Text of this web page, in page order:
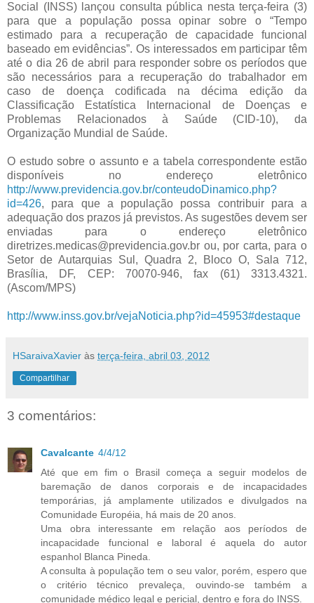
Social (INSS) lançou consulta pública nesta terça-feira (3)
para que a população possa opinar sobre o “Tempo
estimado para a recuperação de capacidade funcional
baseado em evidências”. Os interessados em participar têm
até o dia 26 de abril para responder sobre os períodos que
são necessários para a recuperação do trabalhador em
caso de doença codificada na décima edição da
Classificação Estatística Internacional de Doenças e
Problemas Relacionados à Saúde (CID-10), da
Organização Mundial de Saúde.
O estudo sobre o assunto e a tabela correspondente estão
disponíveis no endereço eletrônico
http://www.previdencia.gov.br/conteudoDinamico.php?
id=426, para que a população possa contribuir para a
adequação dos prazos já previstos. As sugestões devem ser
enviadas para o endereço eletrônico
diretrizes.medicas@previdencia.gov.br ou, por carta, para o
Setor de Autarquias Sul, Quadra 2, Bloco O, Sala 712,
Brasília, DF, CEP: 70070-946, fax (61) 3313.4321.
(Ascom/MPS)
http://www.inss.gov.br/vejaNoticia.php?id=45953#destaque
HSaraivaXavier às terça-feira, abril 03, 2012
Compartilhar
3 comentários:
Cavalcante 4/4/12
Até que em fim o Brasil começa a seguir modelos de
baremação de danos corporais e de incapacidades
temporárias, já amplamente utilizados e divulgados na
Comunidade Européia, há mais de 20 anos.
Uma obra interessante em relação aos períodos de
incapacidade funcional e laboral é aquela do autor
espanhol Blanca Pineda.
A consulta à população tem o seu valor, porém, espero que
o critério técnico prevaleça, ouvindo-se também a
comunidade médico legal e pericial, dentro e fora do INSS.